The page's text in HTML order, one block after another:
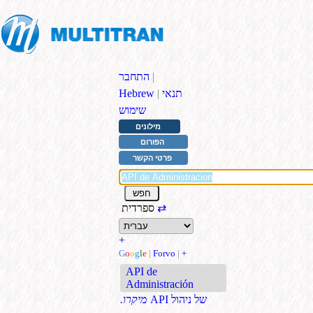
התחבר |
Hebrew | תנאי
שימוש
מילונים
הפורום
פרטי הקשר
⇄
+
Google | Forvo | +
API de
Administración
.מיקרו
API של ניהול